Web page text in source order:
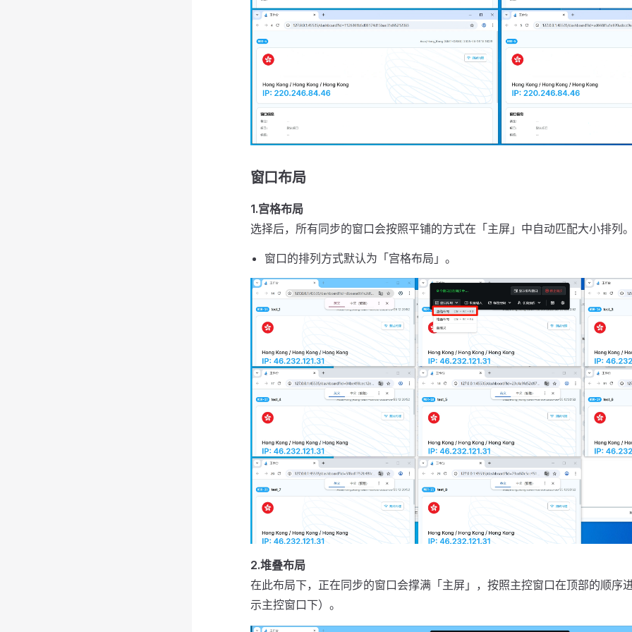
窗口布局
1.宫格布局
选择后，所有同步的窗口会按照平铺的方式在「主屏」中自动匹配大小排列
窗口的排列方式默认为「宫格布局」。
2.堆叠布局
在此布局下，正在同步的窗口会撑满「主屏」，按照主控窗口在顶部的顺序
示主控窗口下）。